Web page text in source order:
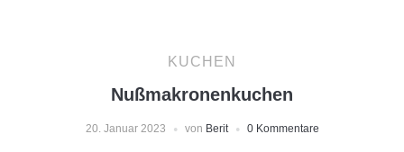
KUCHEN
Nußmakronenkuchen
20. Januar 2023 von Berit 0 Kommentare